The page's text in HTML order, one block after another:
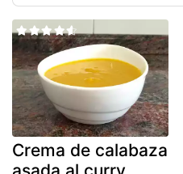
Crema de calabaza